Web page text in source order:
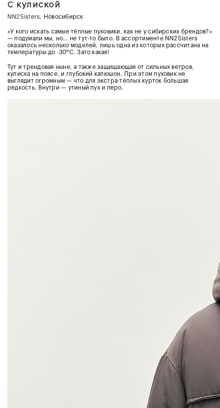
С кулиской
NN2Sisters , Новосибирск
«У кого искать самые тёплые пуховики, как не у сибирских брендов?»
— подумали мы, но… не тут-то было. В ассортименте NN2Sisters
оказалось несколько моделей, лишь одна из которых рассчитана на
температуры до -30°С. Зато какая!
Тут и трендовая ныне, а также защищающая от сильных ветров,
кулиска на поясе, и глубокий капюшон. При этом пуховик не
выглядит огромным — что для экстра-тёплых курток большая
редкость. Внутри — утиный пух и перо.